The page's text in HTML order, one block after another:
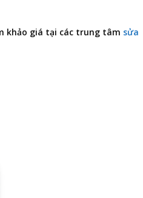
khảo giá tại các trung tâm sửa